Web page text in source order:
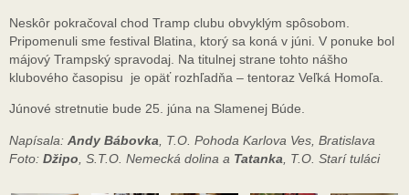
Neskôr pokračoval chod Tramp clubu obvyklým spôsobom.
Pripomenuli sme festival Blatina, ktorý sa koná v júni. V ponuke bol
májový Trampský spravodaj. Na titulnej strane tohto nášho
klubového časopisu je opäť rozhľadňa – tentoraz Veľká Homoľa.
Júnové stretnutie bude 25. júna na Slamenej Búde.
Napísala: Andy Bábovka , T.O. Pohoda Karlova Ves, Bratislava
Foto: Džipo , S.T.O. Nemecká dolina a Tatanka , T.O. Starí tuláci